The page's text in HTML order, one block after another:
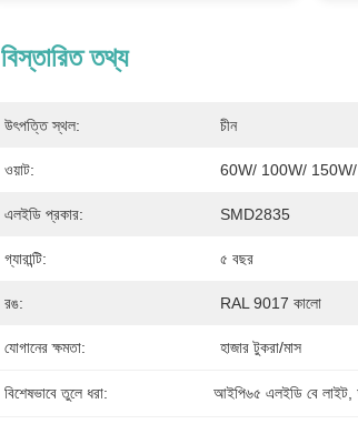
বিস্তারিত তথ্য
উৎপত্তি স্থল: চীন
ওয়াট: 60W/ 100W/
এলইডি প্রকার: SMD2835
গ্যারান্টি: ৫ বছর
রঙ: RAL 9017 কালো
যোগানের ক্ষমতা: হাজার টুকরা/মাস
বিশেষভাবে তুলে ধরা: আইপি৬৫ এলইডি বে লাইট ,